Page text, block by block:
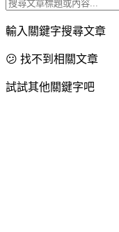
輸入關鍵字搜尋文章
😕 找不到相關文章
試試其他關鍵字吧